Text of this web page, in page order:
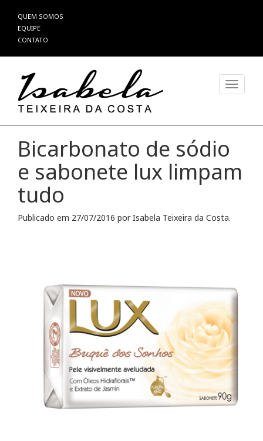
Pular
para
o
QUEM SOMOS
EQUIPE
CONTATO
Bicarbonato de sódio
e sabonete lux limpam
tudo
Publicado em 27/07/2016 porIsabela Teixeira da Costa.